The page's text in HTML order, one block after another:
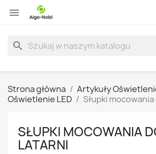

search
Strona główna
Artykuły
Oświetlenie LED
Słupki
SŁUPKI MOCOWANIA
LATARNI